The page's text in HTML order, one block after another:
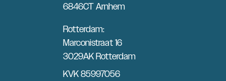
6846CT Arnhem
Rotterdam:
Marconistraat 16
3029AK Rotterdam
KVK 85997056